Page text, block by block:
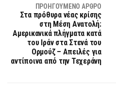
ΠΡΟΗΓΟΎΜΕΝΟ ΆΡΘΡΟ
Στα πρόθυρα νέας κρίσης
στη Μέση Ανατολή:
Αμερικανικά πλήγματα κατά
του Ιράν στα Στενά του
Ορμούζ – Απειλές για
αντίποινα από την Τεχεράνη